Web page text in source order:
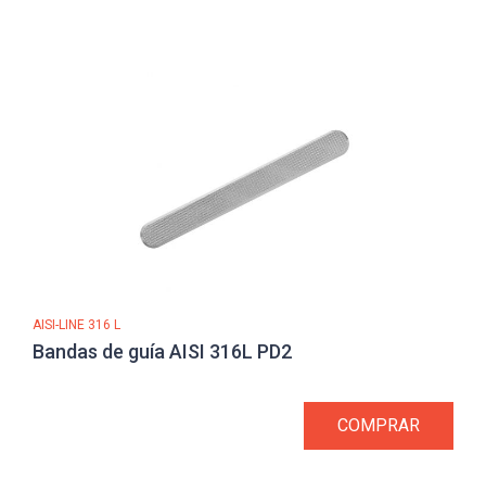
AISI-LINE 316 L
Bandas de guía AISI 316L PD2
COMPRAR